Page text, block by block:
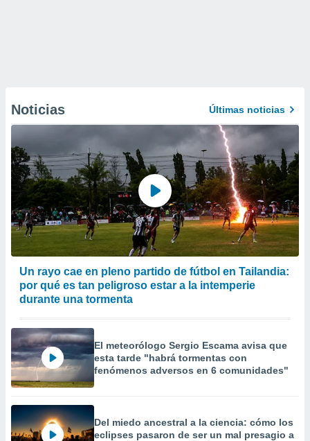
Noticias Últimas noticias
Un rayo cae en pleno partido de fútbol en Tailandia:
por qué es tan peligroso estar a la intemperie
durante una tormenta
El meteorólogo Sergio Escama avisa que
esta tarde "habrá tormentas con
fenómenos adversos en 6 comunidades"
Del miedo ancestral a la ciencia: cómo los
eclipses pasaron de ser un mal presagio a